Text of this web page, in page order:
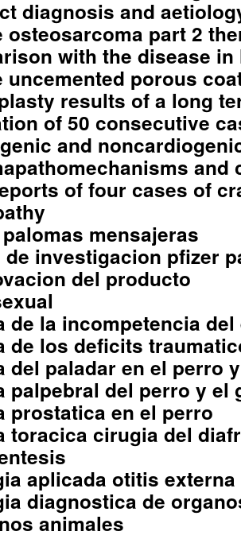
diagnosis and
osteosarcoma part 2
with the disease in
uncemented porous
results of a long
of 50 consecutive
and
and
of four cases of
mensajeras
investigacion pfizer
del producto
de la incompetencia
de los deficits
del paladar en el perro
palpebral del perro y el
prostatica en el perro
toracica cirugia del
aplicada otitis externa
diagnostica de
animales